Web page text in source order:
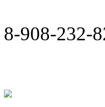
8-908-232-